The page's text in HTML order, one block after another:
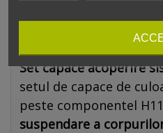
Set capace
sistem LIBRA
Set capace acoperire
setul de capace de
peste componentel
suspendare a